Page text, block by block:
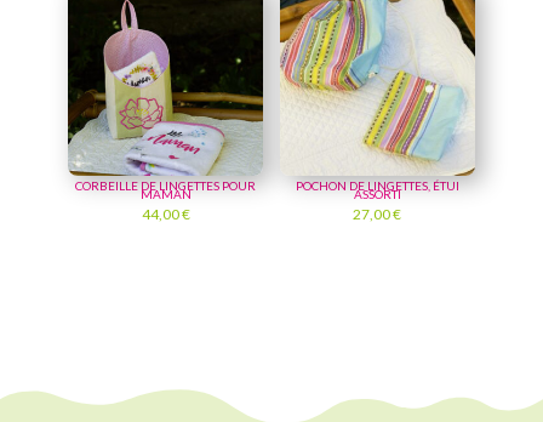
CORBEILLE DE LINGETTES POUR
MAMAN
44,00€
POCHON DE LINGETTES, ÉTUI
ASSORTI
27,00€